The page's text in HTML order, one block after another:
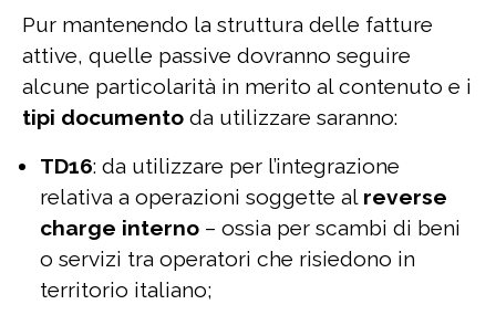
Pur mantenendo la struttura delle fatture
attive, quelle passive dovranno seguire
alcune particolarità in merito al contenuto e i
tipi documento da utilizzare saranno:
TD16: da utilizzare per l’integrazione
relativa a operazioni soggette al reverse
charge interno – ossia per scambi di beni
o servizi tra operatori che risiedono in
territorio italiano;